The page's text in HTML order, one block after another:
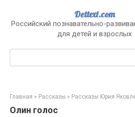
контенту
Dettext.com
Российский познавательно-
для детей и взрослых
Поиск:
Главная » Рассказы » Рассказы Юрия
Олин голос